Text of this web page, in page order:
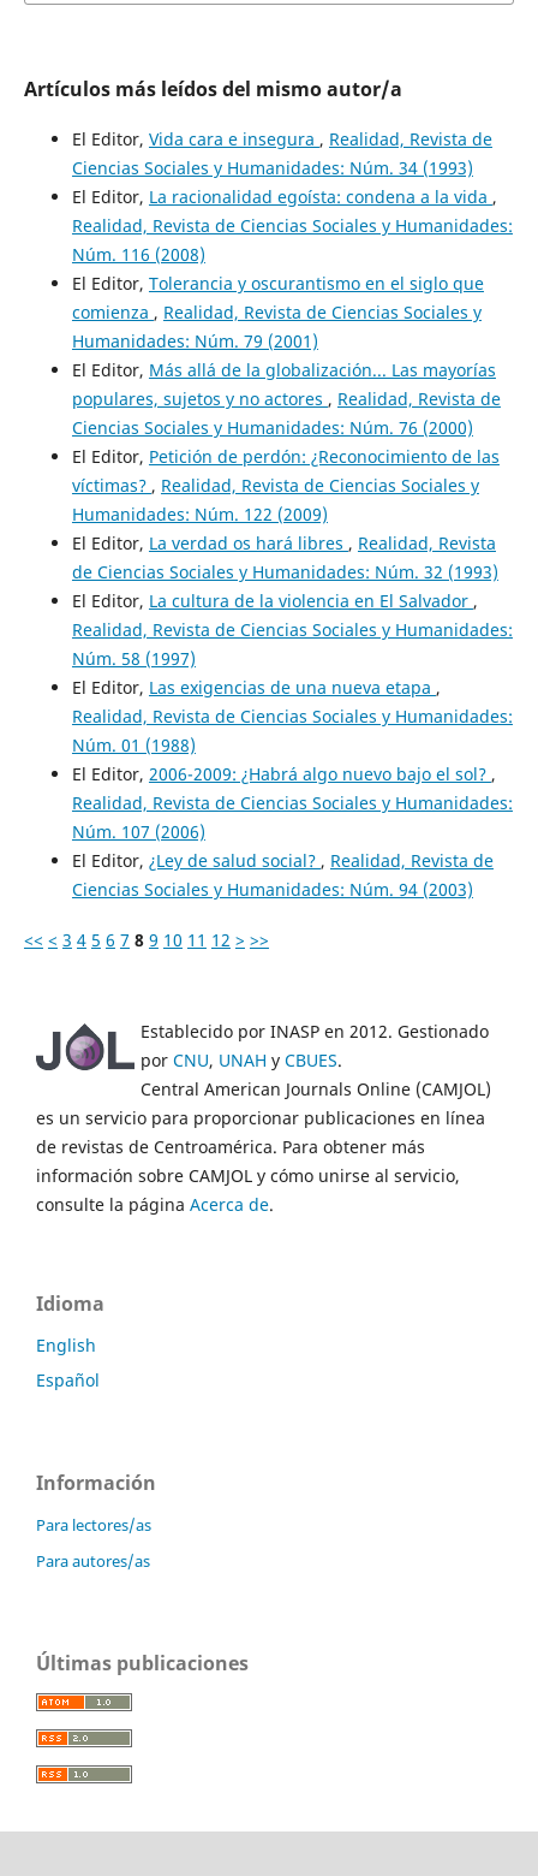
Artículos más leídos del mismo autor/a
El Editor, Vida cara e insegura , Realidad, Revista de
Ciencias Sociales y Humanidades: Núm. 34 (1993)
El Editor, La racionalidad egoísta: condena a la vida ,
Realidad, Revista de Ciencias Sociales y Humanidades:
Núm. 116 (2008)
El Editor, Tolerancia y oscurantismo en el siglo que
comienza , Realidad, Revista de Ciencias Sociales y
Humanidades: Núm. 79 (2001)
El Editor, Más allá de la globalización... Las mayorías
populares, sujetos y no actores , Realidad, Revista de
Ciencias Sociales y Humanidades: Núm. 76 (2000)
El Editor, Petición de perdón: ¿Reconocimiento de las
víctimas? , Realidad, Revista de Ciencias Sociales y
Humanidades: Núm. 122 (2009)
El Editor, La verdad os hará libres , Realidad, Revista
de Ciencias Sociales y Humanidades: Núm. 32 (1993)
El Editor, La cultura de la violencia en El Salvador ,
Realidad, Revista de Ciencias Sociales y Humanidades:
Núm. 58 (1997)
El Editor, Las exigencias de una nueva etapa ,
Realidad, Revista de Ciencias Sociales y Humanidades:
Núm. 01 (1988)
El Editor, 2006-2009: ¿Habrá algo nuevo bajo el sol? ,
Realidad, Revista de Ciencias Sociales y Humanidades:
Núm. 107 (2006)
El Editor, ¿Ley de salud social? , Realidad, Revista de
Ciencias Sociales y Humanidades: Núm. 94 (2003)
<< < 3 4 5 6 7 8 9 10 11 12 > >>
Establecido por INASP en 2012. Gestionado
por CNU, UNAH y CBUES.
Central American Journals Online (CAMJOL)
es un servicio para proporcionar publicaciones en línea
de revistas de Centroamérica. Para obtener más
información sobre CAMJOL y cómo unirse al servicio,
consulte la página Acerca de.
Idioma
English
Español
Información
Para lectores/as
Para autores/as
Últimas publicaciones